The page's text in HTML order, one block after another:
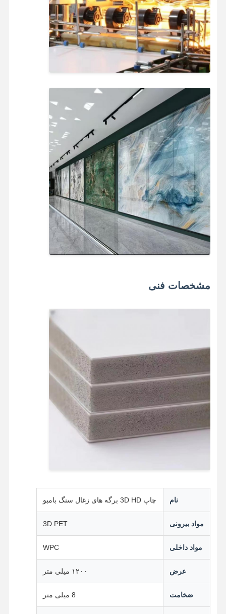
خانه محصولات فیلم های دربارهی ما
کارخانه تور کنترل کیفیت تماس با ما اخبار
همه موارد حالا حرف بزن
پانل دیواری شیاردار
پنل های دیواری از فیبر بامبو
پانل های دیواری آکوستیک
پانل دیواری پرسلن
مشخصات فنی
نام چاپ 3D HD برگه های زغال سنگ بامبو
مواد بیرونی 3D PET
مواد داخلی WPC
عرض ۱۲۰۰ میلی متر
ضخامت 8 میلی متر